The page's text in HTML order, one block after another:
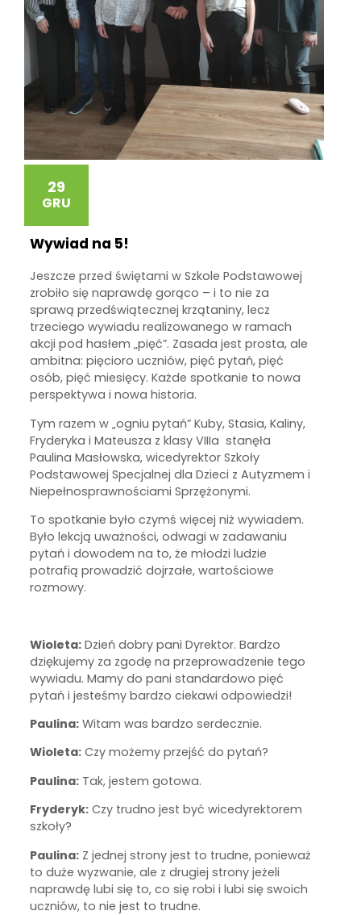
29
GRU
Wywiad na 5!
Jeszcze przed świętami w Szkole Podstawowej
zrobiło się naprawdę gorąco – i to nie za
sprawą przedświątecznej krzątaniny, lecz
trzeciego wywiadu realizowanego w ramach
akcji pod hasłem „pięć”. Zasada jest prosta, ale
ambitna: pięcioro uczniów, pięć pytań, pięć
osób, pięć miesięcy. Każde spotkanie to nowa
perspektywa i nowa historia.
Tym razem w „ogniu pytań” Kuby, Stasia, Kaliny,
Fryderyka i Mateusza z klasy VIIIa stanęła
Paulina Masłowska, wicedyrektor Szkoły
Podstawowej Specjalnej dla Dzieci z Autyzmem i
Niepełnosprawnościami Sprzężonymi.
To spotkanie było czymś więcej niż wywiadem.
Było lekcją uważności, odwagi w zadawaniu
pytań i dowodem na to, że młodzi ludzie
potrafią prowadzić dojrzałe, wartościowe
rozmowy.
Wioleta: Dzień dobry pani Dyrektor. Bardzo
dziękujemy za zgodę na przeprowadzenie tego
wywiadu. Mamy do pani standardowo pięć
pytań i jesteśmy bardzo ciekawi odpowiedzi!
Paulina: Witam was bardzo serdecznie.
Wioleta: Czy możemy przejść do pytań?
Paulina: Tak, jestem gotowa.
Fryderyk: Czy trudno jest być wicedyrektorem
szkoły?
Paulina: Z jednej strony jest to trudne, ponieważ
to duże wyzwanie, ale z drugiej strony jeżeli
naprawdę lubi się to, co się robi i lubi się swoich
uczniów, to nie jest to trudne.